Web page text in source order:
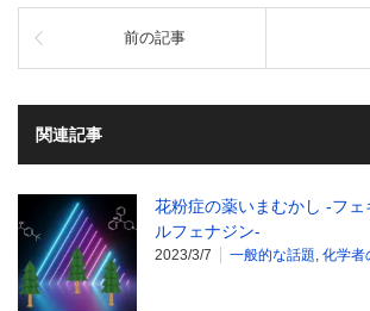
前の記事
関連記事
花粉症の薬いまむかし -フ
ルフェナジン-
2023/3/7 一般的な話題 化学者